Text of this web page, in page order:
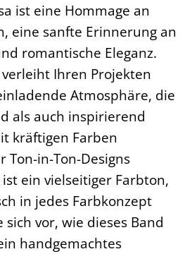
ist eine Hommage an
eine sanfte Erinnerung an
romantische Eleganz.
verleiht Ihren Projekten
Atmosphäre, die
als auch inspirierend
kräftigen Farben
in-Ton-Designs
ein vielseitiger Farbton,
in jedes Farbkonzept
sich vor, wie dieses Band
handgemachtes